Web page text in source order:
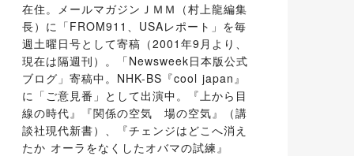
在住。メールマガジンＪＭＭ（村上龍編集
長）に「FROM911、USAレポート」を毎
週土曜日号として寄稿（2001年9月より、
現在は隔週刊）。「Newsweek日本版公式
ブログ」寄稿中。NHK-BS『cool japan』
に「ご意見番」として出演中。『上から目
線の時代』『関係の空気　場の空気』（講
談社現代新書）、『チェンジはどこへ消え
たか オーラをなくしたオバマの試練』